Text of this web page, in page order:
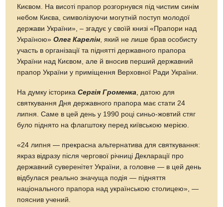
Києвом. На висоті прапор розгорнувся під чистим синім
небом Києва, символізуючи могутній поступ молодої
держави України», – згадує у своїй книзі «Прапори над
Україною»Олег Карелін , який не лише брав особисту
участь в організації та піднятті державного прапора
України над Києвом, але й вносив перший державний
прапор України у приміщення Верховної Ради України.
На думку історикаСергія Громенка , датою для
святкування Дня державного прапора має стати 24
липня. Саме в цей день у 1990 році синьо-жовтий стяг
було піднято на флагштоку перед київською мерією.
«24 липня — прекрасна альтернатива для святкування:
якраз відразу після чергової річниці Декларації про
державний суверенітет України, а головне — в цей день
відбулася реально значуща подія — підняття
національного прапора над українською столицею», —
пояснив учений.